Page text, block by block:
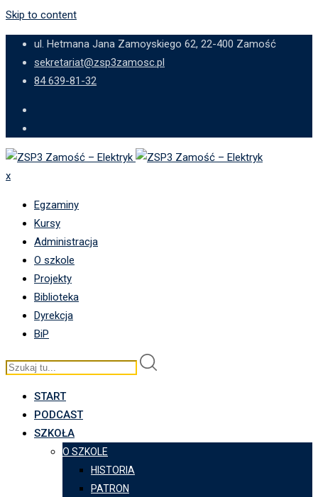
Skip to content
ul. Hetmana Jana Zamoyskiego 62, 22-400 Zamość
sekretariat@zsp3zamosc.pl
84 639-81-32
x
Egzaminy
Kursy
Administracja
O szkole
Projekty
Biblioteka
Dyrekcja
BiP
START
PODCAST
SZKOŁA
O SZKOLE
HISTORIA
PATRON